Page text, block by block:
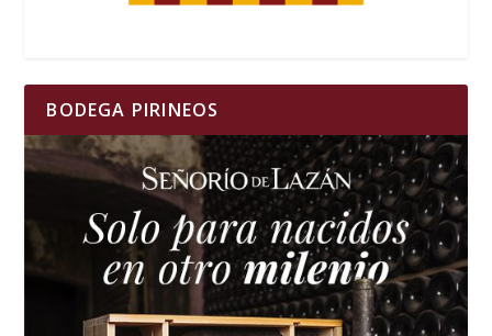
BODEGA PIRINEOS